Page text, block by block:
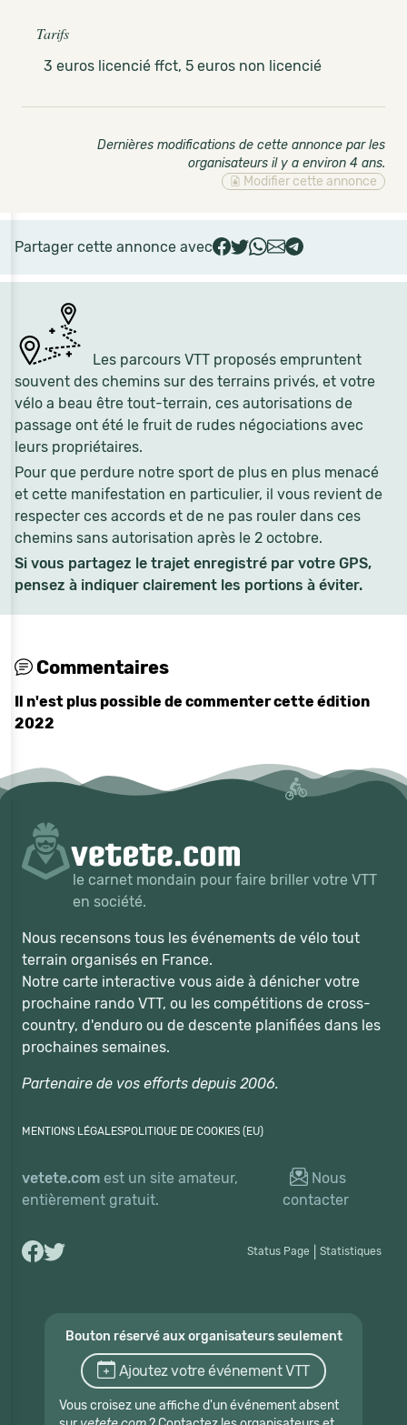
Les parcours VTT proposés empruntent
souvent des chemins sur des terrains privés, et votre
vélo a beau être tout-terrain, ces autorisations de
passage ont été le fruit de rudes négociations avec
leurs propriétaires.
Pour que perdure notre sport de plus en plus menacé
et cette manifestation en particulier, il vous revient de
respecter ces accords et de ne pas rouler dans ces
chemins sans autorisation après le 2 octobre.
Si vous partagez le trajet enregistré par votre GPS,
pensez à indiquer clairement les portions à éviter.
Tarifs
3 euros licencié ffct, 5 euros non licencié
Dernières modifications de cette annonce par les
organisateurs il y a environ 4 ans.
Modifier cette annonce
Partager cette annonce avec
Commentaires
Il n'est plus possible de commenter cette édition
2022
le carnet mondain pour faire briller votre VTT
en société.
Nous recensons tous les événements de vélo tout
terrain organisés en France.
Notre carte interactive vous aide à dénicher votre
prochaine rando VTT, ou les compétitions de cross-
country, d'enduro ou de descente planifiées dans les
prochaines semaines.
Partenaire de vos efforts depuis 2006.
MENTIONS LÉGALESPOLITIQUE DE COOKIES (EU)
vetete.com est un site amateur,
entièrement gratuit.
Nous
contacter
Status Page Statistiques
Bouton réservé aux organisateurs seulement
Ajoutez votre événement VTT
Vous croisez une affiche d'un événement absent